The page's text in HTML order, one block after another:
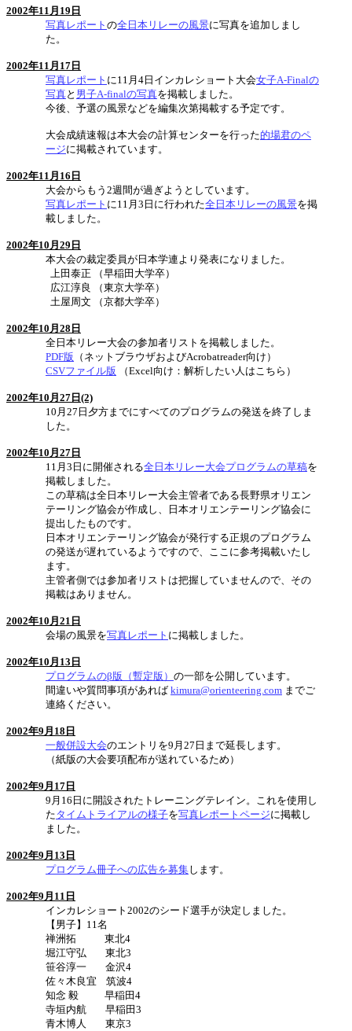
2002年11月19日
写真レポート の全日本リレーの風景に写真を追加しまし
た。
2002年11月17日
写真レポート に11月4日インカレショート大会女子A-Finalの
写真と 男子A-finalの写真を掲載しました。
今後、予選の風景などを編集次第掲載する予定です。
大会成績速報は本大会の計算センターを行った的場君のペ
ージに掲載されています。
2002年11月16日
大会からもう2週間が過ぎようとしています。
写真レポート に11月3日に行われた全日本リレーの風景を掲
載しました。
2002年10月29日
本大会の裁定委員が日本学連より発表になりました。
上田泰正 （早稲田大学卒）
広江淳良 （東京大学卒）
土屋周文 （京都大学卒）
2002年10月28日
全日本リレー大会の参加者リストを掲載しました。
PDF版 （ネットブラウザおよびAcrobatreader向け）
CSVファイル版 （Excel向け：解析したい人はこちら）
2002年10月27日(2)
10月27日夕方までにすべてのプログラムの発送を終了しま
した。
2002年10月27日
11月3日に開催される全日本リレー大会プログラムの草稿を
掲載しました。
この草稿は全日本リレー大会主管者である長野県オリエン
テーリング協会が作成し、日本オリエンテーリング協会に
提出したものです。
日本オリエンテーリング協会が発行する正規のプログラム
の発送が遅れているようですので、ここに参考掲載いたし
ます。
主管者側では参加者リストは把握していませんので、その
掲載はありません。
2002年10月21日
会場の風景を写真レポート に掲載しました。
2002年10月13日
プログラムのβ版（暫定版） の一部を公開しています。
間違いや質問事項があれば kimura@orienteering.com までご
連絡ください。
2002年9月18日
一般併設大会のエントリを9月27日まで延長します。
（紙版の大会要項配布が送れているため）
2002年9月17日
9月16日に開設されたトレーニングテレイン。これを使用し
たタイムトライアルの様子を写真レポートページに掲載し
ました。
2002年9月13日
プログラム冊子への広告を募集します。
2002年9月11日
インカレショート2002のシード選手が決定しました。
【男子】11名
禅洲拓 東北4
堀江守弘 東北3
笹谷淳一 金沢4
佐々木良宜 筑波4
知念 毅 早稲田4
寺垣内航 早稲田3
青木博人 東京3